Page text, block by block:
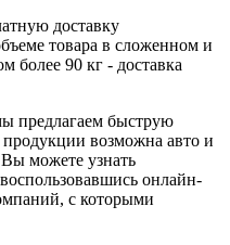
доставку
товара в сложенном и
более 90 кг - доставка
предлагаем быструю
возможна авто и
можете узнать
онлайн-
с которыми